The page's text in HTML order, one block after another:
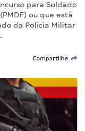
para Soldado
ou que está
da Polícia Militar
Compartilhe